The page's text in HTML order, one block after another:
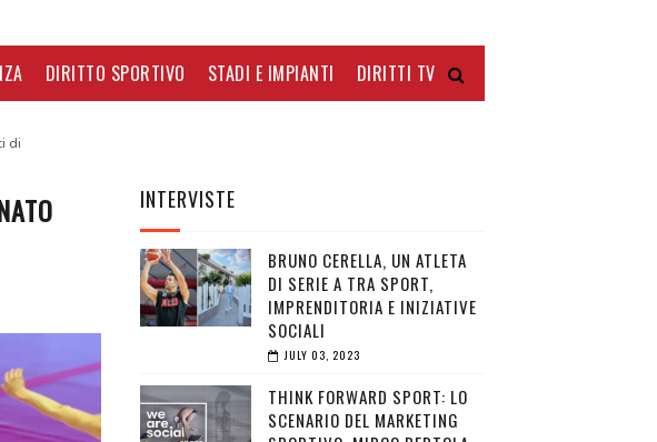
DIRITTO SPORTIVO STADI E IMPIANTI DIRITTI TV
di
INTERVISTE
BRUNO CERELLA, UN ATLETA
DI SERIE A TRA SPORT,
IMPRENDITORIA E INIZIATIVE
SOCIALI
JULY 03, 2023
THINK FORWARD SPORT: LO
SCENARIO DEL MARKETING